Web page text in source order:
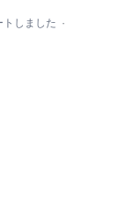
トしました ·